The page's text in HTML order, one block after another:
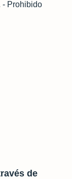
- Prohibido
de